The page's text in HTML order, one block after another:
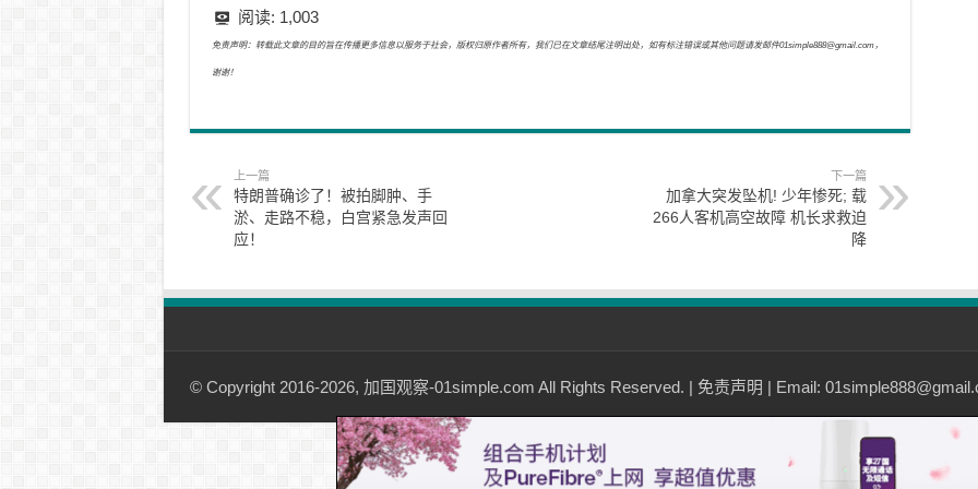
阅读: 1,003
免责声明：转载此文章的目的旨在传播更多信息以服务于社会，版权归原作者所有，我们已在文章结尾注明出处，如有标注错误或其他问题请发邮件01simple888@gmail.com，
谢谢！
上一篇
特朗普确诊了！被拍脚肿、手
淤、走路不稳，白宫紧急发声回
应！
下一篇
加拿大突发坠机! 少年惨死; 载
266人客机高空故障 机长求救迫
降
© Copyright 2016-2026, 加国观察-01simple.com All Rights Reserved. | 免责声明 | Email: